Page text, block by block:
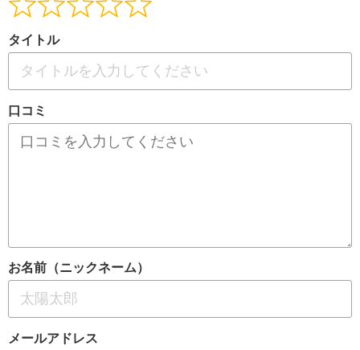
タイトル
口コミ
お名前（ニックネーム）
メールアドレス